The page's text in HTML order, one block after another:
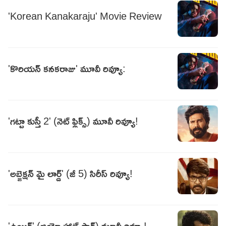
'Korean Kanakaraju' Movie Review
'కొరియన్‌ కనకరాజు' మూవీ రివ్యూ:
'గట్టా కుస్తీ 2' (నెట్ ఫ్లిక్స్) మూవీ రివ్యూ!
'అబ్జెక్షన్ మై లార్డ్' (జీ 5) సిరీస్ రివ్యూ!